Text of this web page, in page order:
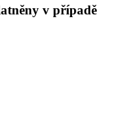
v případě